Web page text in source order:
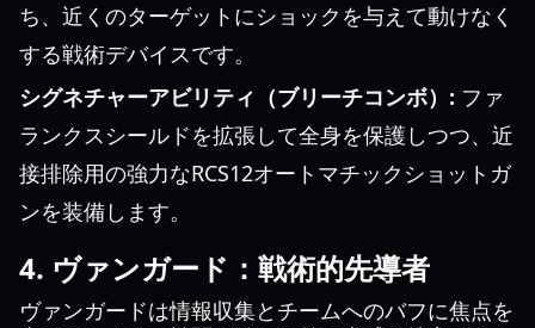
ち、近くのターゲットにショックを与えて動けなく
する戦術デバイスです。
シグネチャーアビリティ（ブリーチコンボ）: ファ
ランクスシールドを拡張して全身を保護しつつ、近
接排除用の強力なRCS12オートマチックショットガ
ンを装備します。
4. ヴァンガード：戦術的先導者
ヴァンガードは情報収集とチームへのバフに焦点を